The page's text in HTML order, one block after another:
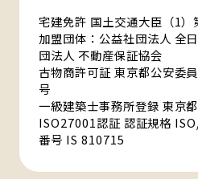
宅建免許 国土交通大臣（1
加盟団体：公益社団法人 全
団法人 不動産保証協会
古物商許可証 東京都公安委
号
一級建築士事務所登録 東京
ISO27001認証 認証規格
番号 IS 810715